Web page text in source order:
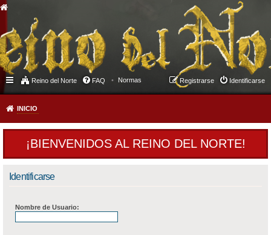
Reino del Norte FAQ Normas Identificarse
Registrarse
INICIO
¡BIENVENIDOS AL REINO DEL NORTE!
Identificarse
Nombre de Usuario: